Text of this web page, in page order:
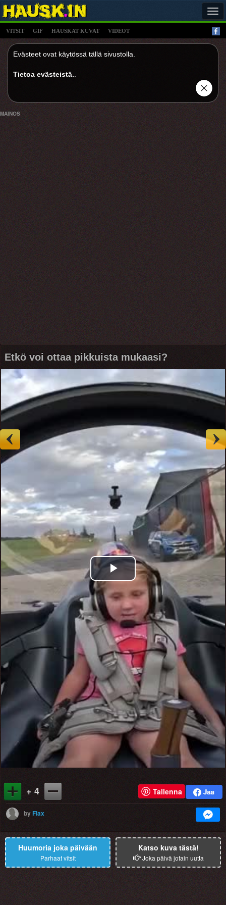
VITSIT GIF HAUSKAT KUVAT VIDEOT
Evästeet ovat käytössä tällä sivustolla.
Tietoa evästeistä.
MAINOS
Etkö voi ottaa pikkuista mukaasi?
Play
Video
+ 4 Tallenna
byFlax
Huumoria joka päivään
Parhaat vitsit
Katso kuva tästä!
Joka päivä jotain uutta